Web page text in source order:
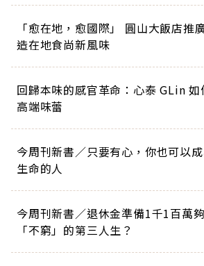
「愈在地，愈國際」 圓山大飯店推
造在地食尚新風味
回歸本味的感官革命：心泰 GLin
高端味蕾
今周刊新書／只要有心，你也可以
生命的人
今周刊新書／退休金準備1千1百萬
「不窮」的第三人生？